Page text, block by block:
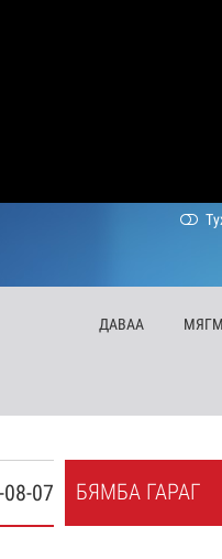
ДАВАА МЯ
07 БЯМБА ГАРАГ